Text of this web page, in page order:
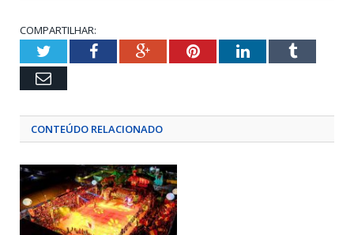
COMPARTILHAR:
TwitterFacebookGoogle+PinterestLinkedInTumblr
Email
CONTEÚDO RELACIONADO